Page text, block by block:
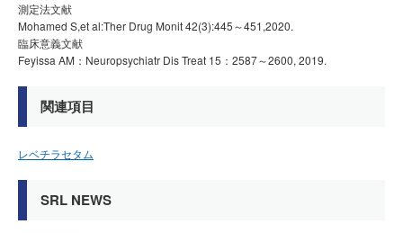
測定法文献
Mohamed S,et al:Ther Drug Monit 42(3):445～451,2020.
臨床意義文献
Feyissa AM：Neuropsychiatr Dis Treat 15：2587～2600, 2019.
関連項目
レベチラセタム
SRL NEWS